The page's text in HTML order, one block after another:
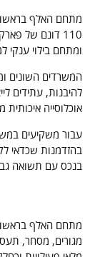
110 דונם של
ומתחם בילוי ענקי
המשרדים השונים
להיבנות, עתידים
אוכלוסייה איכותית
עבור משקיעים
בהזדמנות שכדאי
בנכס עם תשואה
מתחם האלף בראשון
מגורים, מסחר,